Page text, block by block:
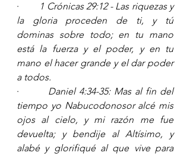
· 1 Crónicas 29:12 - Las riquezas y
la gloria proceden de ti, y tú
dominas sobre todo; en tu mano
está la fuerza y el poder, y en tu
mano el hacer grande y el dar poder
a todos.
· Daniel 4:34-35: Mas al fin del
tiempo yo Nabucodonosor alcé mis
ojos al cielo, y mi razón me fue
devuelta; y bendije al Altísimo, y
alabé y glorifiqué al que vive para